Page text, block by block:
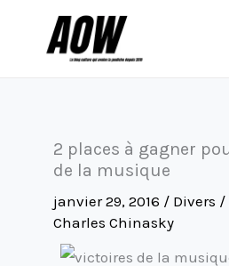
2 places à gagner
de la musique
janvier 29, 2016 / Divers
Charles Chinasky